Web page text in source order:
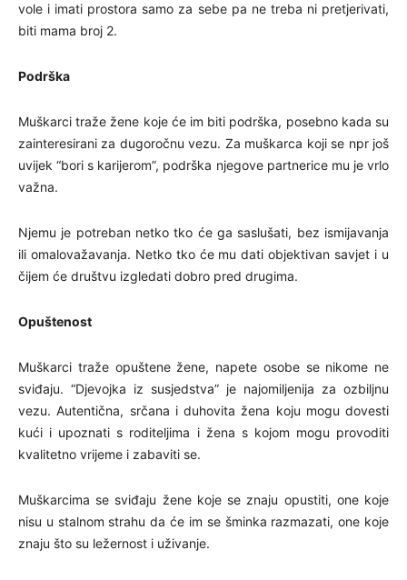
vole i imati prostora samo za sebe pa ne treba ni pretjerivati,
biti mama broj 2.
Podrška
Muškarci traže žene koje će im biti podrška, posebno kada su
zainteresirani za dugoročnu vezu. Za muškarca koji se npr još
uvijek “bori s karijerom”, podrška njegove partnerice mu je vrlo
važna.
Njemu je potreban netko tko će ga saslušati, bez ismijavanja
ili omalovažavanja. Netko tko će mu dati objektivan savjet i u
čijem će društvu izgledati dobro pred drugima.
Opuštenost
Muškarci traže opuštene žene, napete osobe se nikome ne
sviđaju. “Djevojka iz susjedstva” je najomiljenija za ozbiljnu
vezu. Autentična, srčana i duhovita žena koju mogu dovesti
kući i upoznati s roditeljima i žena s kojom mogu provoditi
kvalitetno vrijeme i zabaviti se.
Muškarcima se sviđaju žene koje se znaju opustiti, one koje
nisu u stalnom strahu da će im se šminka razmazati, one koje
znaju što su ležernost i uživanje.